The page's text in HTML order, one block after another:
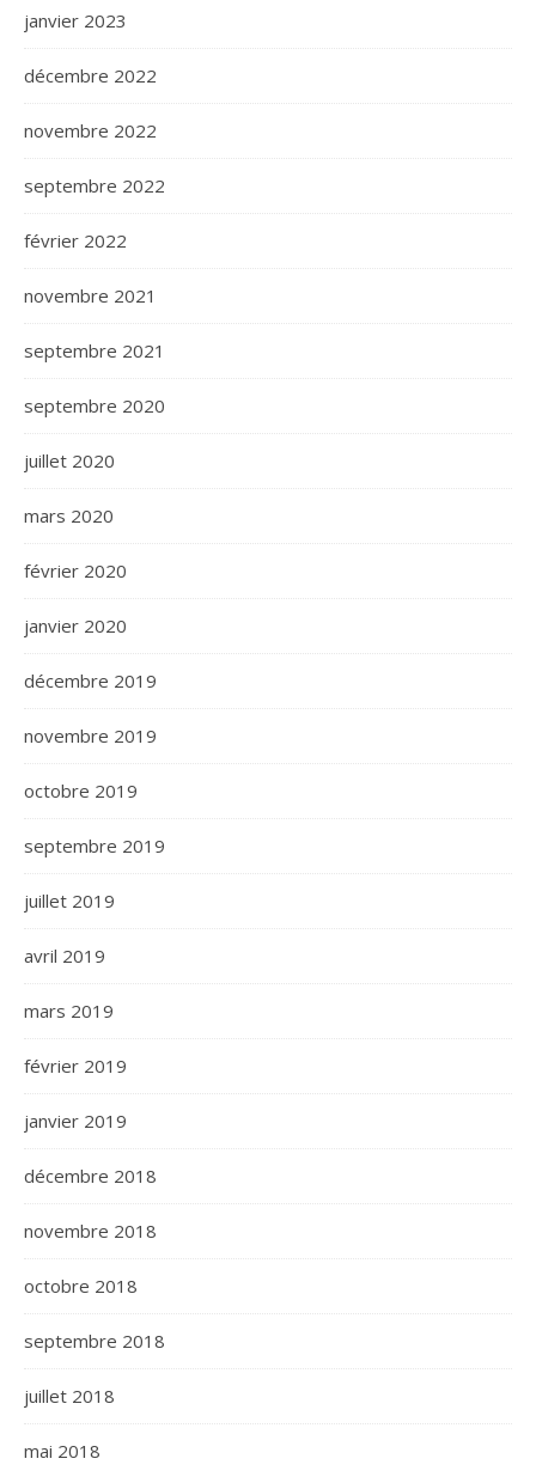
janvier 2023
décembre 2022
novembre 2022
septembre 2022
février 2022
novembre 2021
septembre 2021
septembre 2020
juillet 2020
mars 2020
février 2020
janvier 2020
décembre 2019
novembre 2019
octobre 2019
septembre 2019
juillet 2019
avril 2019
mars 2019
février 2019
janvier 2019
décembre 2018
novembre 2018
octobre 2018
septembre 2018
juillet 2018
mai 2018